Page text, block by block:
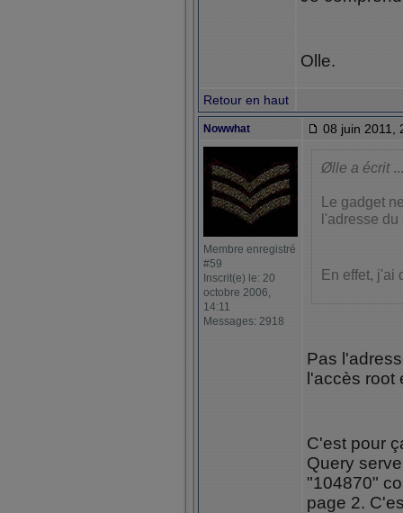
Olle.
Retour en haut
Nowwhat 08 juin 2011,
Membre enregistré
#59
Inscrit(e) le: 20
octobre 2006,
14:11
Messages: 2918
Ølle a écrit...
Le gadget
l'adresse du
En effet, j'ai
Pas
l'accès root
C'est pour
Query
"104870"
page 2.